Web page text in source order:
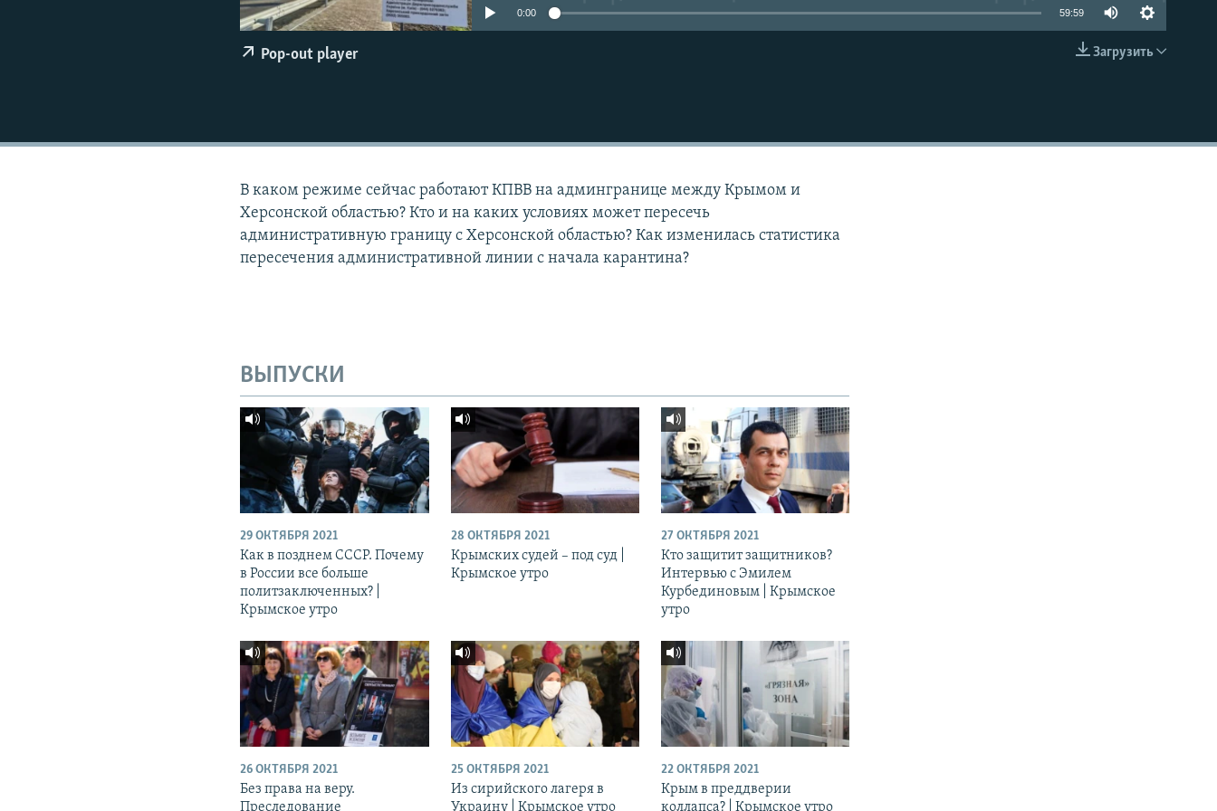
EMBED
0:00 59:59
Загрузить
Pop-out player
В каком режиме сейчас работают КПВВ на админгранице между Крымом и
Херсонской областью? Кто и на каких условиях может пересечь
административную границу с Херсонской областью? Как изменилась статистика
пересечения административной линии с начала карантина?
ВЫПУСКИ
29 ОКТЯБРЯ 2021
Как в позднем СССР. Почему
в России все больше
политзаключенных? |
Крымское утро
28 ОКТЯБРЯ 2021
Крымских судей – под суд |
Крымское утро
27 ОКТЯБРЯ 2021
Кто защитит защитников?
Интервью с Эмилем
Курбединовым | Крымское
утро
26 ОКТЯБРЯ 2021
Без права на веру.
Преследование
25 ОКТЯБРЯ 2021
Из сирийского лагеря в
Украину | Крымское утро
22 ОКТЯБРЯ 2021
Крым в преддверии
коллапса? | Крымское утро